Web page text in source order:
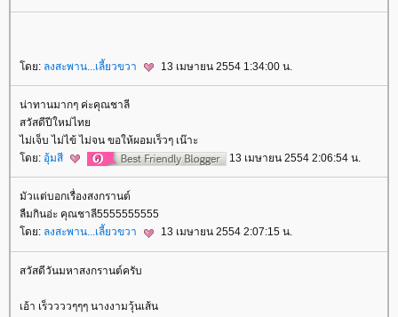
ดย: ลงสะพาน...เลี้ยวขวา 13 เมษายน 2554 1:34:00 น.
น่าทานมากๆ ค่ะคุณชาลี
สวัสดีปีใหม่ไท
ไม่เจ็บ ไม่ไข้ ไม่จน ขอให้ผอมเร็วๆ เน๊าะ
ดย: อุ้มสี 13 เมษายน 2554 2:06:54 น.
มัวแต่บอกเรื่องสงกรานต์
ลืมกินอ่ะ คุณชาลี5555555555
ดย: ลงสะพาน...เลี้ยวขวา 13 เมษายน 2554 2:07:15 น.
สวัสดีวันมหาสงกรานต์ครับ
เอ้า เร็ววววๆๆๆ นางงามวุ้นเส้น